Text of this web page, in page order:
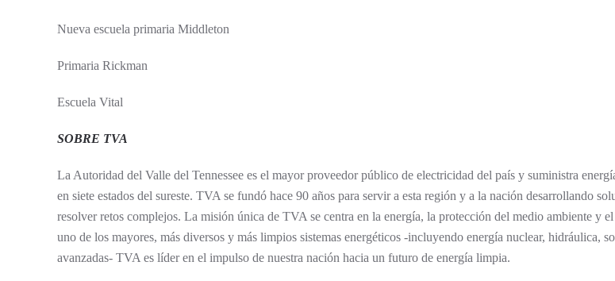
Nueva escuela primaria Middleton
Primaria Rickman
Escuela Vital
SOBRE TVA
La Autoridad del Valle del Tennessee es el mayor proveedor público de electricidad del país y suministra
en siete estados del sureste. TVA se fundó hace 90 años para servir a esta región y a la nación desarrollando
resolver retos complejos. La misión única de TVA se centra en la energía, la protección del medio ambiente y
uno de los mayores, más diversos y más limpios sistemas energéticos -incluyendo energía nuclear, hidráulica,
avanzadas- TVA es líder en el impulso de nuestra nación hacia un futuro de energía limpia.